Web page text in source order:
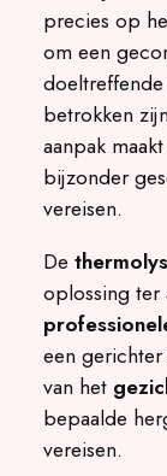
precies op
om een
betrokken
aanpak
bijzonder
vereisen.
De
oplossing ter
een
van het
bepaalde
vereisen.